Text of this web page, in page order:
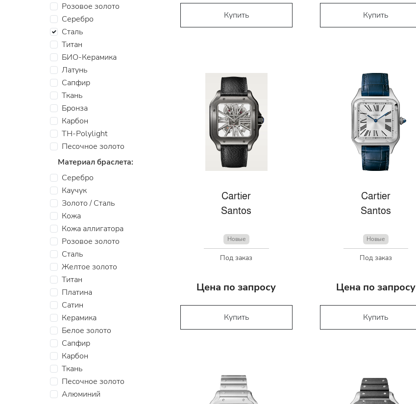
Розовое золото
Серебро
Сталь
Титан
БИО-Керамика
Латунь
Сапфир
Ткань
Бронза
Карбон
TH-Polylight
Песочное золото
Материал браслета:
Серебро
Каучук
Золото / Сталь
Кожа
Кожа аллигатора
Розовое золото
Сталь
Желтое золото
Титан
Платина
Сатин
Керамика
Белое золото
Сапфир
Карбон
Ткань
Песочное золото
Алюминий
Купить Купить
Cartier
Santos
Новые
Под заказ
Цена по запросу
Купить
Cartier
Santos
Новые
Под заказ
Цена по запросу
Купить